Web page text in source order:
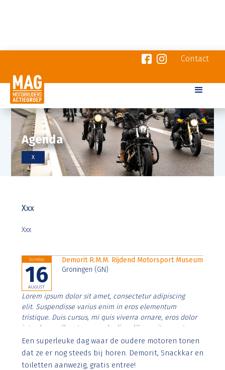
Contact
Agenda
X
Xxx
Xxx
Sunday
16
AUGUST
Demorit R.M.M. Rijdend Motorsport Museum
Groningen (GN)
Lorem ipsum dolor sit amet, consectetur adipiscing
elit. Suspendisse varius enim in eros elementum
tristique. Duis cursus, mi quis viverra ornare, eros dolor
interdum nulla, ut commodo diam libero vitae erat.
Aenean faucibus nibh et justo cursus id rutrum lorem
imperdiet. Nunc ut sem vitae risus tristique posuere.
Een superleuke dag waar de oudere motoren tonen
dat ze er nog steeds bij horen. Demorit, Snackkar en
toiletten aanwezig, gratis entree!